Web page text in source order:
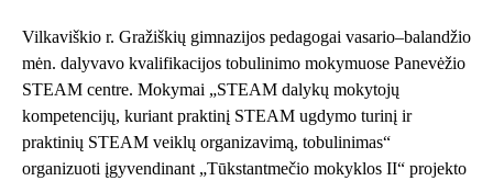
Vilkaviškio r. Gražiškių gimnazijos pedagogai vasario–balandžio
mėn. dalyvavo kvalifikacijos tobulinimo mokymuose Panevėžio
STEAM centre. Mokymai „STEAM dalykų mokytojų
kompetencijų, kuriant praktinį STEAM ugdymo turinį ir
praktinių STEAM veiklų organizavimą, tobulinimas“
organizuoti įgyvendinant „Tūkstantmečio mokyklos II“ projekto